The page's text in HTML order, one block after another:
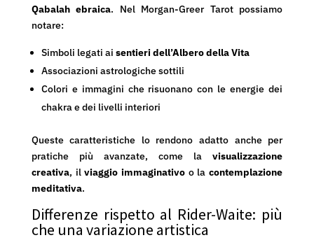
Qabalah ebraica. Nel Morgan-Greer Tarot possiamo
notare:
Simboli legati ai sentieri dell’Albero della Vita
Associazioni astrologiche sottili
Colori e immagini che risuonano con le energie dei
chakra e dei livelli interiori
Queste caratteristiche lo rendono adatto anche per
pratiche più avanzate, come lavisualizzazione
creativa, ilviaggio immaginativo o lacontemplazione
meditativa.
Differenze rispetto al Rider-Waite: più
che una variazione artistica